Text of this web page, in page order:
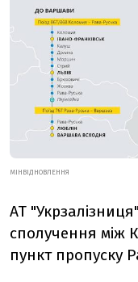
МІНВІДНОВЛЕННЯ
АТ
сполучення між
пункт пропуску